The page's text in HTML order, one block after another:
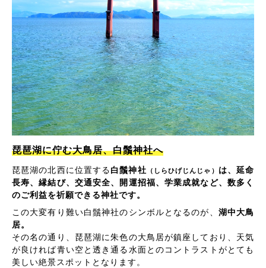
琵琶湖に佇む大鳥居、白鬚神社へ
琵琶湖の北西に位置する白鬚神社 （しらひげじんじゃ）
は、延命
長寿、縁結び、交通安全、開運招福、学業成就など、数多く
のご利益を祈願できる神社です。
この大変有り難い白鬚神社のシンボルとなるのが、 湖中大鳥
居。
その名の通り、琵琶湖に朱色の大鳥居が鎮座しており、天気
が良ければ青い空と透き通る水面とのコントラストがとても
美しい絶景スポットとなります。